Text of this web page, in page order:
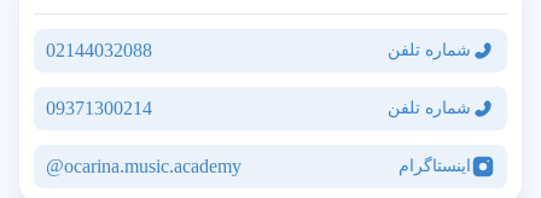
شماره تلفن 02144032088
شماره تلفن 09371300214
اینستاگرام ocarina.music.academy@